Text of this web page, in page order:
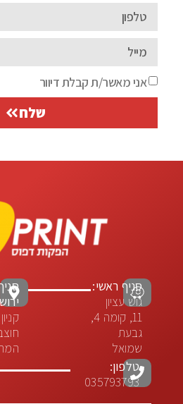
אני מאשר/ת קבלת דיוור
שלח
סניף ראשי:
גוש עציון
11, קומה 4,
גבעת
שמואל
טלפון:
035793793